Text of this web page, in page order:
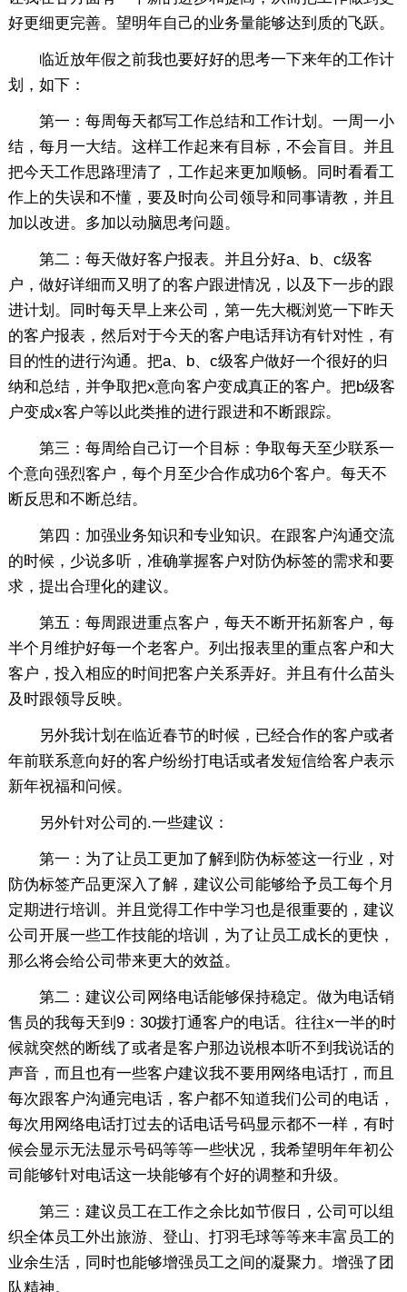
好更细更完善。望明年自己的业务量能够达到质的飞跃。
临近放年假之前我也要好好的思考一下来年的工作计
划，如下：
第一：每周每天都写工作总结和工作计划。一周一小
结，每月一大结。这样工作起来有目标，不会盲目。并且
把今天工作思路理清了，工作起来更加顺畅。同时看看工
作上的失误和不懂，要及时向公司领导和同事请教，并且
加以改进。多加以动脑思考问题。
第二：每天做好客户报表。并且分好a、b、c级客
户，做好详细而又明了的客户跟进情况，以及下一步的跟
进计划。同时每天早上来公司，第一先大概浏览一下昨天
的客户报表，然后对于今天的客户电话拜访有针对性，有
目的性的进行沟通。把a、b、c级客户做好一个很好的归
纳和总结，并争取把x意向客户变成真正的客户。把b级客
户变成x客户等以此类推的进行跟进和不断跟踪。
第三：每周给自己订一个目标：争取每天至少联系一
个意向强烈客户，每个月至少合作成功6个客户。每天不
断反思和不断总结。
第四：加强业务知识和专业知识。在跟客户沟通交流
的时候，少说多听，准确掌握客户对防伪标签的需求和要
求，提出合理化的建议。
第五：每周跟进重点客户，每天不断开拓新客户，每
半个月维护好每一个老客户。列出报表里的重点客户和大
客户，投入相应的时间把客户关系弄好。并且有什么苗头
及时跟领导反映。
另外我计划在临近春节的时候，已经合作的客户或者
年前联系意向好的客户纷纷打电话或者发短信给客户表示
新年祝福和问候。
另外针对公司的.一些建议：
第一：为了让员工更加了解到防伪标签这一行业，对
防伪标签产品更深入了解，建议公司能够给予员工每个月
定期进行培训。并且觉得工作中学习也是很重要的，建议
公司开展一些工作技能的培训，为了让员工成长的更快，
那么将会给公司带来更大的效益。
第二：建议公司网络电话能够保持稳定。做为电话销
售员的我每天到9：30拨打通客户的电话。往往x一半的时
候就突然的断线了或者是客户那边说根本听不到我说话的
声音，而且也有一些客户建议我不要用网络电话打，而且
每次跟客户沟通完电话，客户都不知道我们公司的电话，
每次用网络电话打过去的话电话号码显示都不一样，有时
候会显示无法显示号码等等一些状况，我希望明年年初公
司能够针对电话这一块能够有个好的调整和升级。
第三：建议员工在工作之余比如节假日，公司可以组
织全体员工外出旅游、登山、打羽毛球等等来丰富员工的
业余生活，同时也能够增强员工之间的凝聚力。增强了团
队精神。